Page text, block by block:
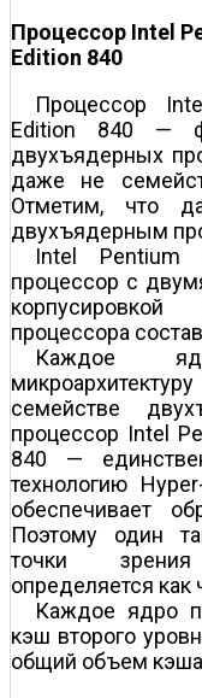
Процессор Intel
Edition 840
Процессор
Edition 840 —
двухъядерных
даже не
Отметим, что
двухъядерным
Intel
процессор с
процессора
Каждое
семействе
процессор Intel
840 —
технологию
обеспечивает
Поэтому один
точки
определяется как
Каждое ядро
кэш второго
общий объем кэша